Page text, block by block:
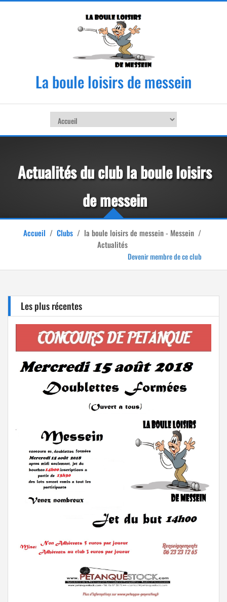
La boule loisirs de messein
Actualités du club la boule loisirs
de messein
Accueil / Clubs / la boule loisirs de messein - Messein /
Actualités
Devenir membre de ce club
Les plus récentes